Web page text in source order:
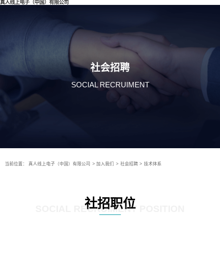
真人线上电子（中国）有限公司
社会招聘
SOCIAL RECRUIMENT
当前位置： 真人线上电子（中国）有限公司 > 加入我们 > 社会招聘 > 技术体系
社招职位
SOCIAL RECRUIMENT POSITION